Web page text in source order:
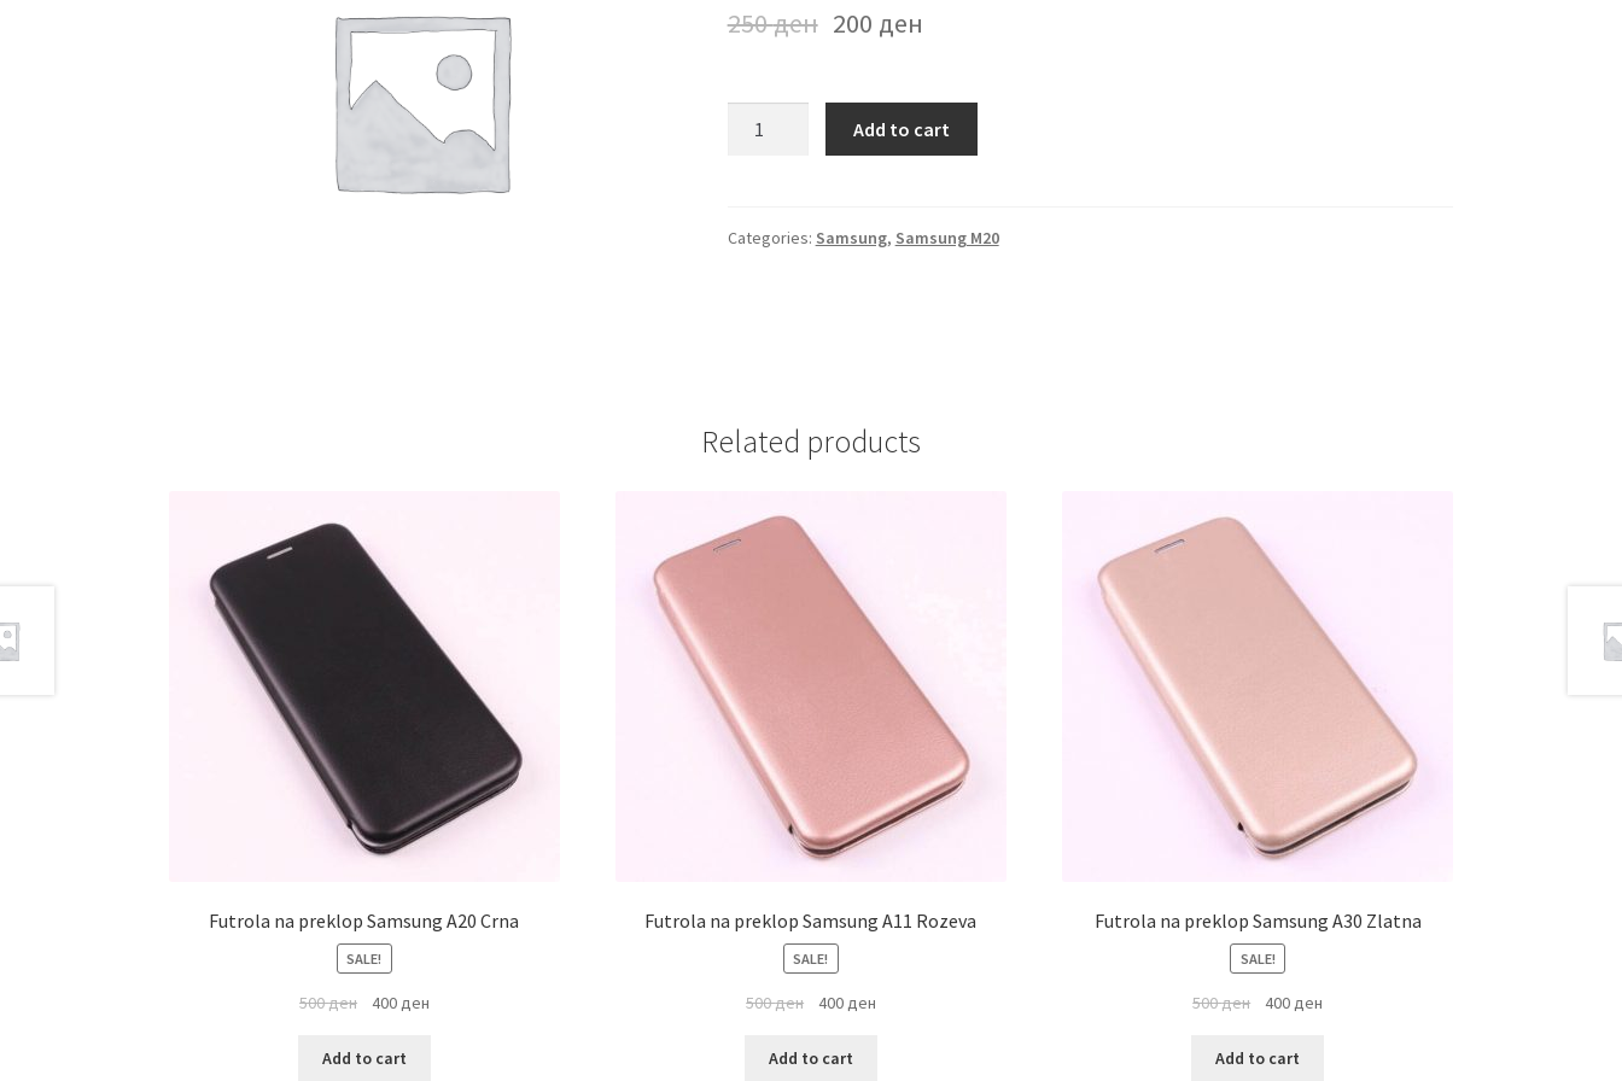
250ден 200 ден
quantity
Add to cart
Categories: Samsung, Samsung M20
Related products
Futrola na preklop Samsung A20 Crna
SALE!
500ден 400ден
Add to cart
Futrola na preklop Samsung A11 Rozeva
SALE!
500ден 400ден
Add to cart
Futrola na preklop Samsung A30 Zlatna
SALE!
500ден 400ден
Add to cart